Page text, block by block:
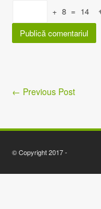
+ 8 = 14
← Previous Post
© Copyright 2017 -